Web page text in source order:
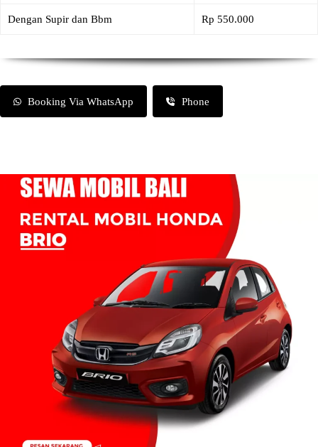
Dengan Supir dan Bbm Rp 550.000
Booking Via WhatsApp Phone